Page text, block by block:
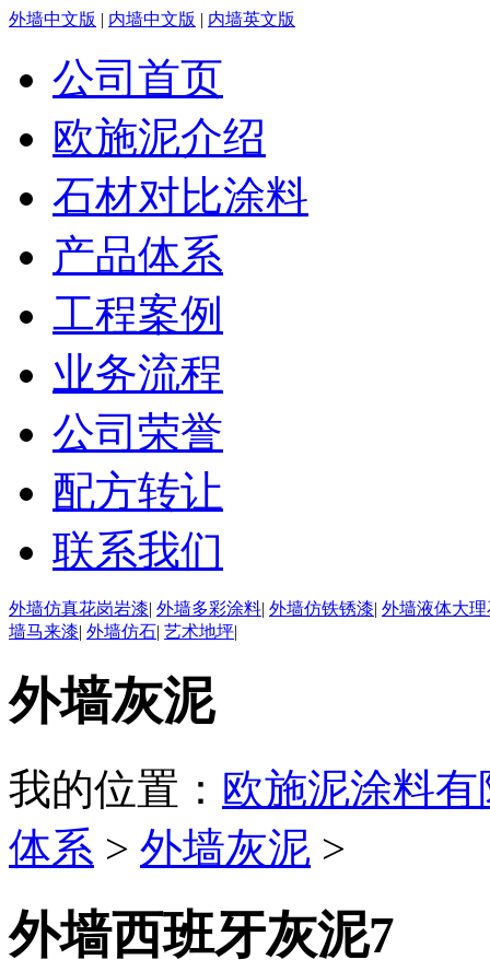
外墙中文版 | 内墙中文版 | 内墙英文版
公司首页
欧施泥介绍
石材对比涂料
产品体系
工程案例
业务流程
公司荣誉
配方转让
联系我们
外墙仿真花岗岩漆| 外墙多彩涂料| 外墙仿铁锈漆| 外墙液体大理
墙马来漆| 外墙仿石| 艺术地坪|
外墙灰泥
我的位置： 欧施泥涂料
体系 > 外墙灰泥 >
外墙西班牙灰泥7